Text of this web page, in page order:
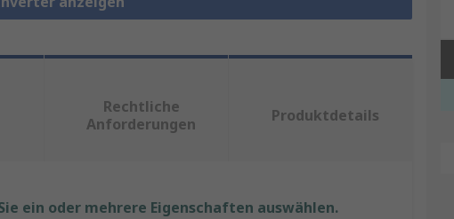
Rechtliche
Anforderungen
Produktdetails
ein oder mehrere Eigenschaften auswählen.